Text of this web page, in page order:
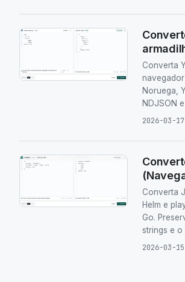
Converta
Noruega,
NDJSON
2026-03-17
Converta
Helm e
Go.
strings e o
2026-03-15